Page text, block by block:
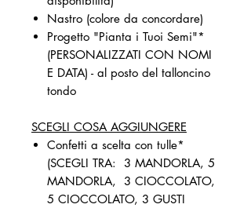
Nastro (colore da concordare)
Progetto "Pianta i Tuoi Semi"*
(PERSONALIZZATI CON NOMI
E DATA) - al posto del talloncino
tondo
SCEGLI COSA AGGIUNGERE
Confetti a scelta con tulle*
(SCEGLI TRA: 3 MANDORLA, 5
MANDORLA, 3 CIOCCOLATO,
5 CIOCCOLATO, 3 GUSTI